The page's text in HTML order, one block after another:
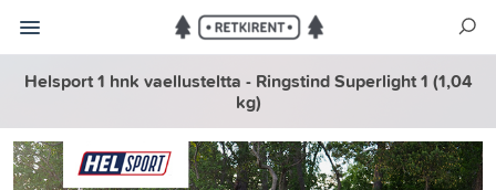
Helsport 1 hnk vaellusteltta - Ringstind Superlight 1 (1,04
kg)